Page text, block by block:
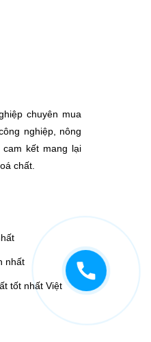
chuyên mua
nghiệp, nông
kết mang lại
chất.
nhất
tốt nhất Việt